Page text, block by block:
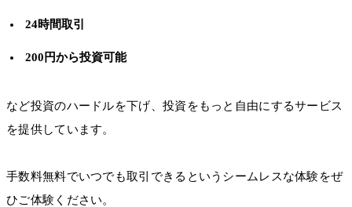
24時間取引
200円から投資可能
など投資のハードルを下げ、投資をもっと自由にするサービス
を提供しています。
手数料無料でいつでも取引できるというシームレスな体験をぜ
ひご体験ください。